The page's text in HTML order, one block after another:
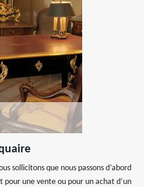
sollicitons que nous passons d’abord
pour une vente ou pour un achat d’un